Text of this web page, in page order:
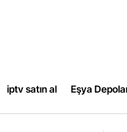
iptv satın al Eşya